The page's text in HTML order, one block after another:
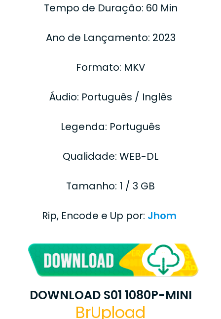
Tempo de Duração: 60 Min
Ano de Lançamento: 2023
Formato: MKV
Áudio: Português / Inglês
Legenda: Português
Qualidade: WEB-DL
Tamanho: 1 / 3 GB
Rip, Encode e Up por: Jhom
DOWNLOAD S01 1080P-MINI
BrUpload